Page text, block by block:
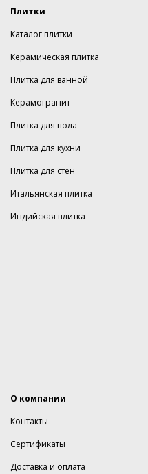
Плитки
Каталог плитки
Керамическая плитка
Плитка для ванной
Керамогранит
Плитка для пола
Плитка для кухни
Плитка для стен
Итальянская плитка
Индийская плитка
О компании
Контакты
Сертификаты
Доставка и оплата